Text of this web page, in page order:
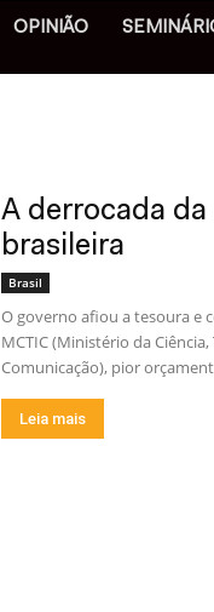
OPINIÃO
A derrocada da
brasileira
Brasil
O governo afiou a tesoura e
MCTIC (Ministério da
Comunicação), pior
Leia mais